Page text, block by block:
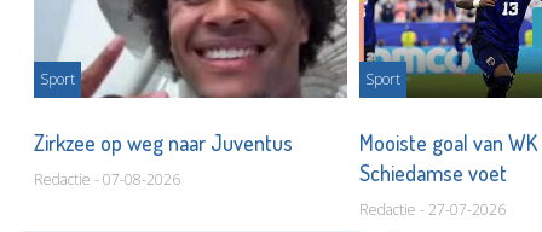
Sport
Zirkzee op weg naar Juventus
Redactie - 07-08-2026
Sport
Mooiste goal van
Schiedamse voet
Redactie - 27-07-2026